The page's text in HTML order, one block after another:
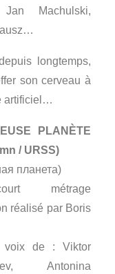
Machulski,
longtemps,
son cerveau à
artificiel…
PLANÈTE
/ URSS)
планета)
métrage
réalisé par Boris
voix de : Viktor
Antonina